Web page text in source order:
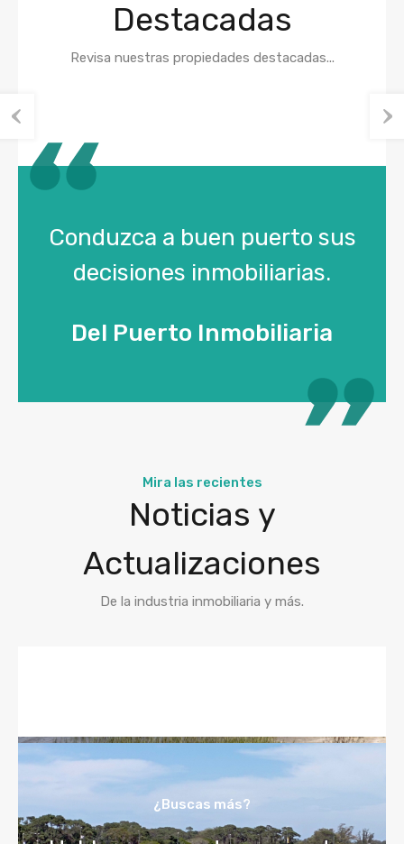
Destacadas
Revisa nuestras propiedades destacadas...
Conduzca a buen puerto sus
decisiones inmobiliarias.
Del Puerto Inmobiliaria
Mira las recientes
Noticias y
Actualizaciones
De la industria inmobiliaria y más.
¿Buscas más?